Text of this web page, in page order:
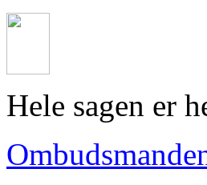
Hele sagen er